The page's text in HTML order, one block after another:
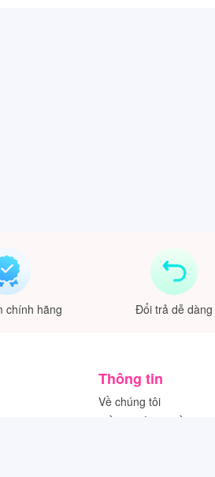
chính hãng Đổi trả dễ dàng
Thông tin
Về chúng tôi
Điều khoản & Điều kiện